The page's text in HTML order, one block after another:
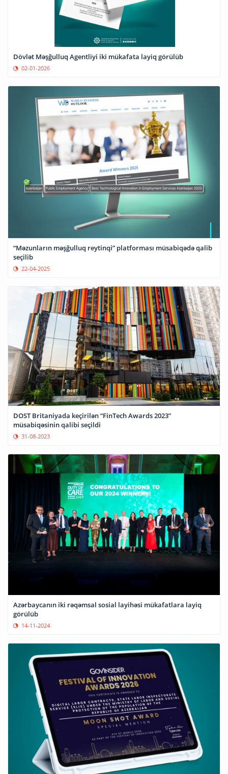
Dövlət Məşğulluq Agentliyi iki mükafata layiq görülüb
02-01-2026
“Məzunların məşğulluq reytinqi” platforması müsabiqədə qalib
seçilib
22-04-2025
DOST Britaniyada keçirilən “FinTech Awards 2023”
müsabiqəsinin qalibi seçildi
31-08-2023
Azərbaycanın iki rəqəmsal sosial layihəsi mükafatlara layiq
görülüb
14-11-2024